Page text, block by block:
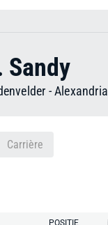
Sandy
-Alexandria
Carrière
POSITIE